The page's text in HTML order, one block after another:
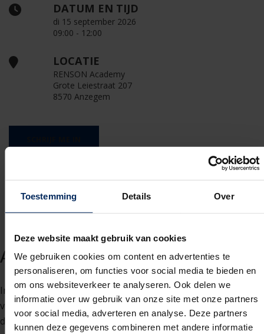
Toestemming Details Over
Deze website maakt gebruik van cookies
We gebruiken cookies om content en advertenties te
personaliseren, om functies voor social media te bieden en
om ons websiteverkeer te analyseren. Ook delen we
informatie over uw gebruik van onze site met onze partners
voor social media, adverteren en analyse. Deze partners
kunnen deze gegevens combineren met andere informatie
DATUM EN TIJD
di 15 september 2026
09:00 - 12:00
LOCATIE
RENSON Academy
Grote Leiestraat 207
8570 Anzegem
Annulatie
Indien u door omstandigheden niet kan deelnemen, dan
vragen wij u ons zo snel mogelijk hierover in te lichten. Op
die manier kunnen we alsnog andere personen toelaten.